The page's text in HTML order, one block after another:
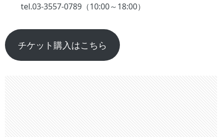
tel.03-3557-0789（10:00～18:00）
チケット購入はこちら